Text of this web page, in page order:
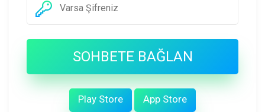
SOHBETE BAĞLAN
Play Store App Store